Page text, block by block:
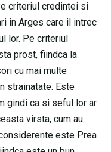
criteriul credintei si
in Arges care il intrec
lor. Pe criteriul
prost, fiindca la
cu mai multe
strainatate. Este
gindi ca si seful lor ar
virsta, cum au
este Prea